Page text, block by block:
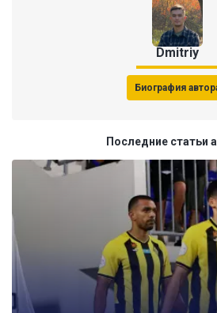
Dmitriy
Биография
Последние статьи